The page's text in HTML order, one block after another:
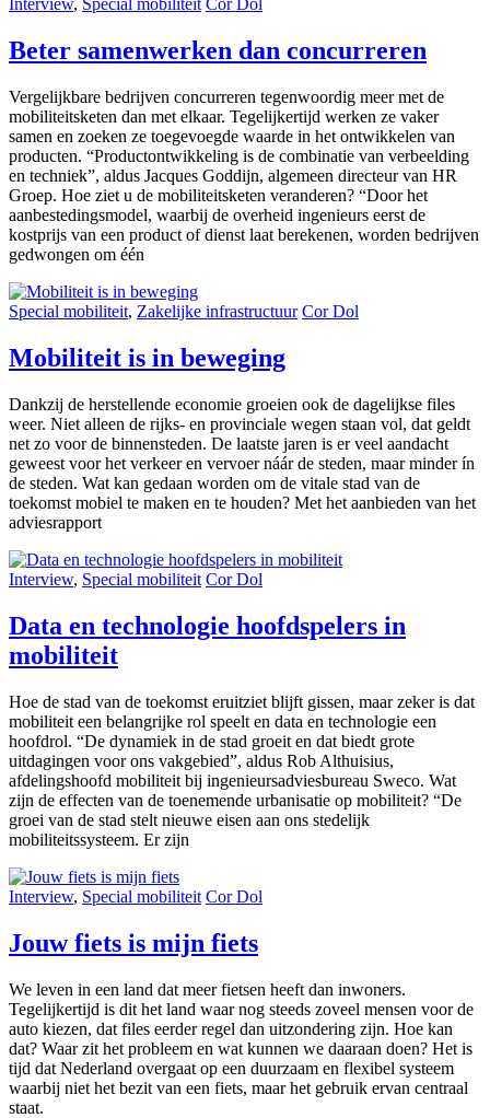
Interview, Special mobiliteit Cor Dol
Beter samenwerken dan concurreren
Vergelijkbare bedrijven concurreren tegenwoordig meer met de
mobiliteitsketen dan met elkaar. Tegelijkertijd werken ze vaker
samen en zoeken ze toegevoegde waarde in het ontwikkelen van
producten. “Productontwikkeling is de combinatie van verbeelding
en techniek”, aldus Jacques Goddijn, algemeen directeur van HR
Groep. Hoe ziet u de mobiliteitsketen veranderen? “Door het
aanbestedingsmodel, waarbij de overheid ingenieurs eerst de
kostprijs van een product of dienst laat berekenen, worden bedrijven
gedwongen om één
Special mobiliteit, Zakelijke infrastructuur Cor Dol
Mobiliteit is in beweging
Dankzij de herstellende economie groeien ook de dagelijkse files
weer. Niet alleen de rijks- en provinciale wegen staan vol, dat geldt
net zo voor de binnensteden. De laatste jaren is er veel aandacht
geweest voor het verkeer en vervoer náár de steden, maar minder ín
de steden. Wat kan gedaan worden om de vitale stad van de
toekomst mobiel te maken en te houden? Met het aanbieden van het
adviesrapport
Interview, Special mobiliteit Cor Dol
Data en technologie hoofdspelers in
mobiliteit
Hoe de stad van de toekomst eruitziet blijft gissen, maar zeker is dat
mobiliteit een belangrijke rol speelt en data en technologie een
hoofdrol. “De dynamiek in de stad groeit en dat biedt grote
uitdagingen voor ons vakgebied”, aldus Rob Althuisius,
afdelingshoofd mobiliteit bij ingenieursadviesbureau Sweco. Wat
zijn de effecten van de toenemende urbanisatie op mobiliteit? “De
groei van de stad stelt nieuwe eisen aan ons stedelijk
mobiliteitssysteem. Er zijn
Interview, Special mobiliteit Cor Dol
Jouw fiets is mijn fiets
We leven in een land dat meer fietsen heeft dan inwoners.
Tegelijkertijd is dit het land waar nog steeds zoveel mensen voor de
auto kiezen, dat files eerder regel dan uitzondering zijn. Hoe kan
dat? Waar zit het probleem en wat kunnen we daaraan doen? Het is
tijd dat Nederland overgaat op een duurzaam en flexibel systeem
waarbij niet het bezit van een fiets, maar het gebruik ervan centraal
staat.